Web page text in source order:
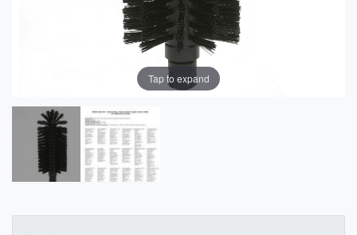
Tap to expand